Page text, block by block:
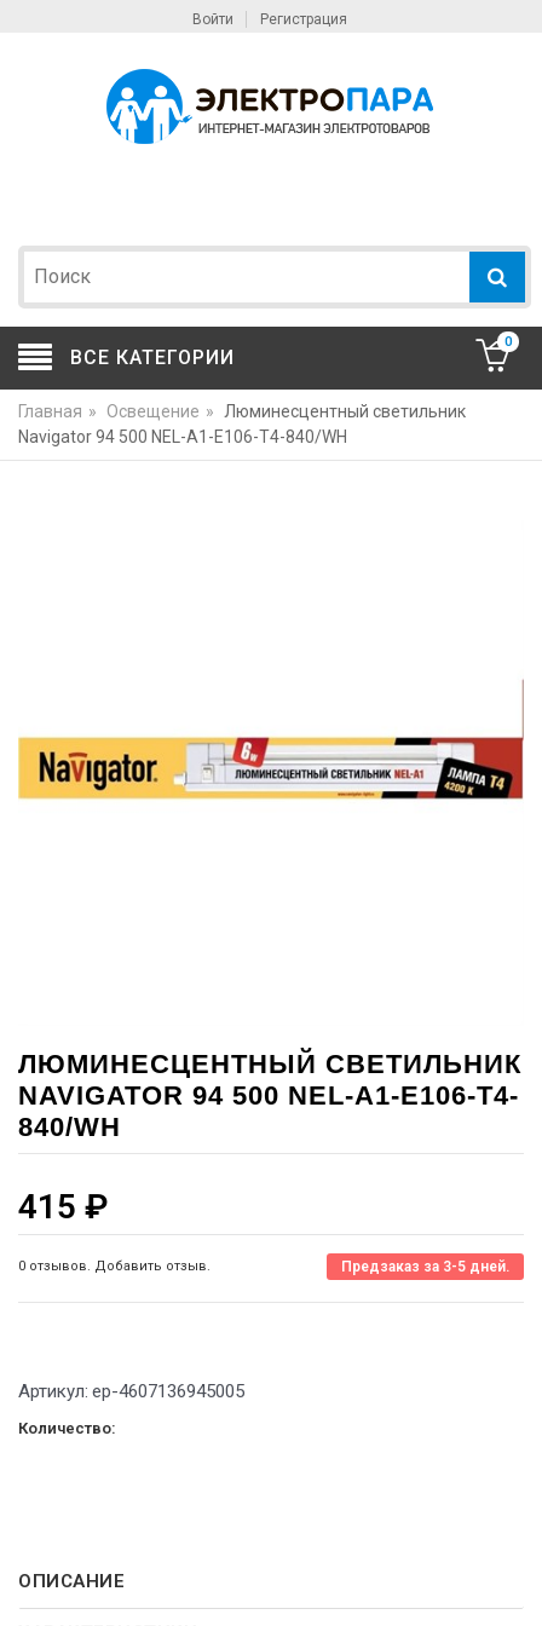
Войти Регистрация
ВСЕ КАТЕГОРИИ
0
Главная » Освещение » Люминесцентный светильник
Navigator 94 500 NEL-A1-E106-T4-840/WH
ЛЮМИНЕСЦЕНТНЫЙ СВЕТИЛЬНИК
NAVIGATOR 94 500 NEL-A1-E106-T4-
840/WH
415 ₽
0 отзывов. Добавить отзыв. Предзаказ за 3-5 дней.
Артикул: ep-4607136945005
Количество:
ОПИСАНИЕ